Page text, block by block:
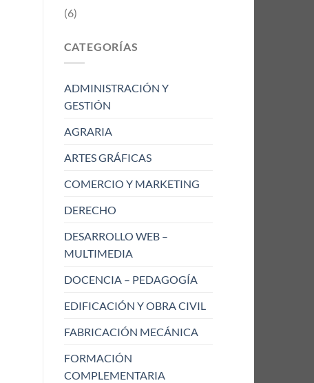
(6)
CATEGORÍAS
ADMINISTRACIÓN Y
GESTIÓN
AGRARIA
ARTES GRÁFICAS
COMERCIO Y MARKETING
DERECHO
DESARROLLO WEB –
MULTIMEDIA
DOCENCIA – PEDAGOGÍA
EDIFICACIÓN Y OBRA CIVIL
FABRICACIÓN MECÁNICA
FORMACIÓN
COMPLEMENTARIA